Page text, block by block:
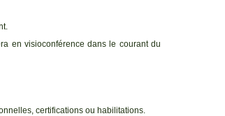
en visioconférence dans le courant du
certifications ou habilitations.